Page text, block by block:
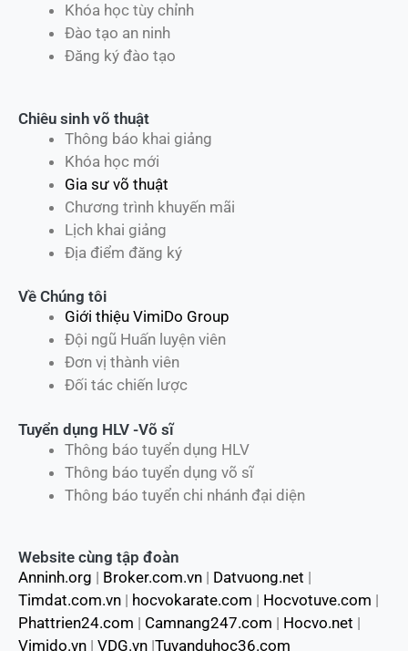
Khóa học tùy chỉnh
Đào tạo an ninh
Đăng ký đào tạo
Chiêu sinh võ thuật
Thông báo khai giảng
Khóa học mới
Gia sư võ thuật
Chương trình khuyến mãi
Lịch khai giảng
Địa điểm đăng ký
Về Chúng tôi
Giới thiệu VimiDo Group
Đội ngũ Huấn luyện viên
Đơn vị thành viên
Đối tác chiến lược
Tuyển dụng HLV -Võ sĩ
Thông báo tuyển dụng HLV
Thông báo tuyển dụng võ sĩ
Thông báo tuyển chi nhánh đại diện
Website cùng tập đoàn
Anninh.org | Broker.com.vn | Datvuong.net |
Timdat.com.vn | hocvokarate.com | Hocvotuve.com |
Phattrien24.com | Camnang247.com | Hocvo.net |
Vimido.vn | VDG.vn |Tuvanduhoc36.com